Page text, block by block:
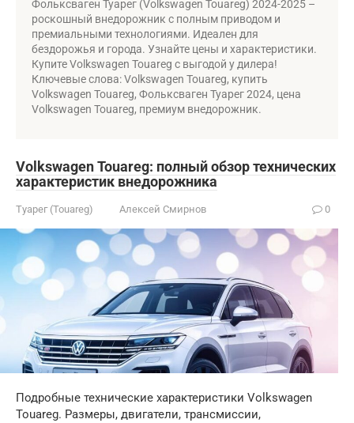
Фольксваген Туарег (Volkswagen Touareg) 2024-2025 –
роскошный внедорожник с полным приводом и
премиальными технологиями. Идеален для
бездорожья и города. Узнайте цены и характеристики.
Купите Volkswagen Touareg с выгодой у дилера!
Ключевые слова: Volkswagen Touareg, купить
Volkswagen Touareg, Фольксваген Туарег 2024, цена
Volkswagen Touareg, премиум внедорожник.
Volkswagen Touareg: полный обзор технических
характеристик внедорожника
Туарег (Touareg) Алексей Смирнов 0
Подробные технические характеристики Volkswagen
Touareg. Размеры, двигатели, трансмиссии,